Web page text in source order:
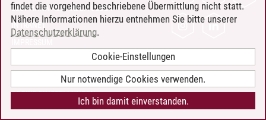
LEUPHANA ALS ARBEITGEBER
INTRANET
BARRIEREFREIHEIT
COOKIE-EINSTELLUNGEN
findet die vorgehend beschriebene Übermittlung nicht statt.
Nähere Informationen hierzu entnehmen Sie bitte unserer
Datenschutzerklärung.
Cookie-Einstellungen
Nur notwendige Cookies verwenden.
Ich bin damit einverstanden.